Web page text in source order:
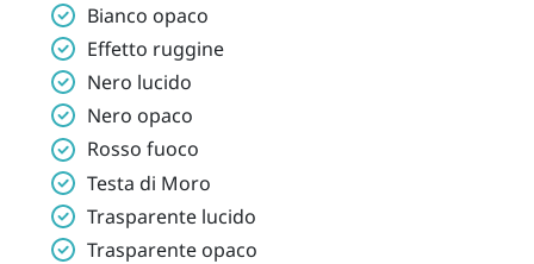
Bianco opaco
Effetto ruggine
Nero lucido
Nero opaco
Rosso fuoco
Testa di Moro
Trasparente lucido
Trasparente opaco